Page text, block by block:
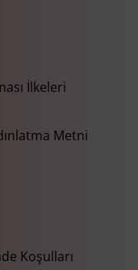
İlkeleri
Metni
Koşulları